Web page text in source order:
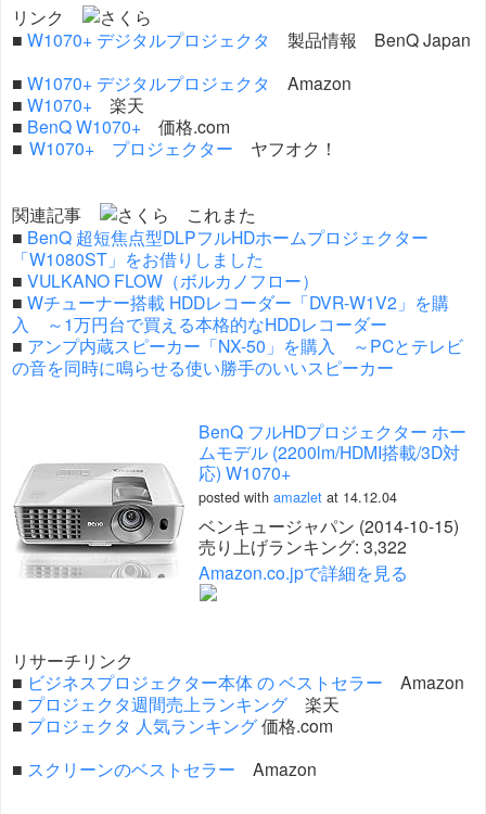
リンク
■ W1070+ デジタルプロジェクタ 製品情報 BenQ Japan
■ W1070+ デジタルプロジェクタ Amazon
■ W1070+ 楽天
■ BenQ W1070+ 価格.com
■ W1070+ プロジェクター ヤフオク！
関連記事
■ BenQ 超短焦点型DLPフルHDホームプロジェクター
「W1080ST」をお借りしました
■ VULKANO FLOW（ボルカノフロー）
■ Wチューナー搭載 HDDレコーダー「DVR-W1V2」を購
入 ～1万円台で買える本格的なHDDレコーダー
■ アンプ内蔵スピーカー「NX-50」を購入 ～PCとテレビ
の音を同時に鳴らせる使い勝手のいいスピーカー
BenQ フルHDプロジェクター ホー
ムモデル (2200lm/HDMI搭載/3D対
応) W1070+
posted with amazlet at 14.12.04
ベンキュージャパン (2014-10-15)
売り上げランキング: 3,322
Amazon.co.jpで詳細を見る
リサーチリンク
■ ビジネスプロジェクター本体 の ベストセラー Amazon
■ プロジェクタ週間売上ランキング 楽天
■ プロジェクタ 人気ランキング価格.com
■ スクリーンのベストセラー Amazon